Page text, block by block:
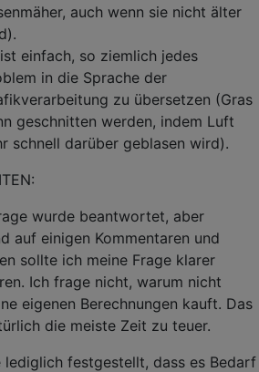
auch wenn sie nicht älter
einfach, so ziemlich jedes
in die Sprache der
zu übersetzen (Gras
geschnitten werden, indem Luft
schnell darüber geblasen wird).
wurde beantwortet, aber
auf einigen Kommentaren und
sollte ich meine Frage klarer
Ich frage nicht, warum nicht
eigenen Berechnungen kauft. Das
die meiste Zeit zu teuer.
lediglich festgestellt, dass es Bedarf